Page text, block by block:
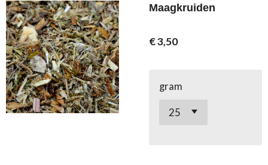
Maagkruiden
€ 3,50
gram